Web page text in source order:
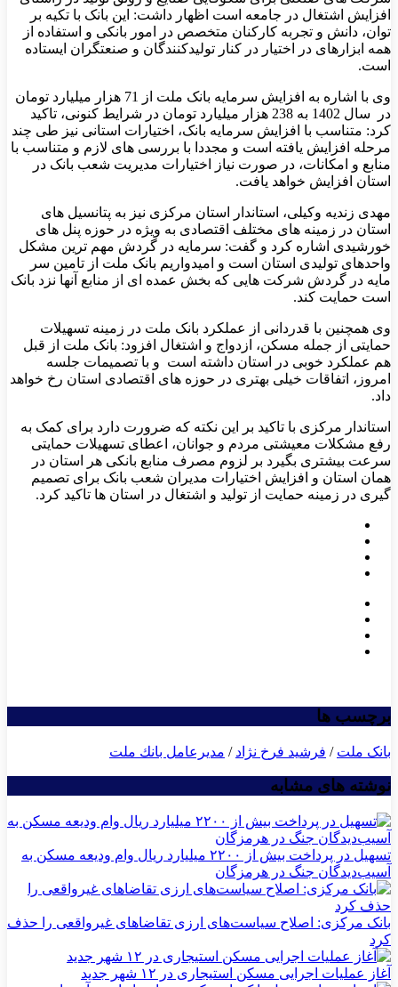
افزایش اشتغال در جامعه است اظهار داشت: این بانک با تکیه بر
توان، دانش و تجربه کارکنان متخصص در امور بانکی و استفاده از
همه ابزارهای در اختیار در کنار تولیدکنندگان و صنعتگران ایستاده
است.
وی با اشاره به افزایش سرمایه بانک ملت از 71 هزار میلیارد تومان
در سال 1402 به 238 هزار میلیارد تومان در شرایط کنونی، تاکید
کرد: متناسب با افزایش سرمایه بانک، اختیارات استانی نیز طی چند
مرحله افزایش یافته است و مجددا با بررسی های لازم و متناسب با
منابع و امکانات، در صورت نیاز اختیارات مدیریت شعب بانک در
استان افزایش خواهد یافت.
مهدی زندیه وکیلی، استاندار استان مرکزی نیز به پتانسیل های
استان در زمینه های مختلف اقتصادی به ویژه در حوزه پنل های
خورشیدی اشاره کرد و گفت: سرمایه در گردش مهم ترین مشکل
واحدهای تولیدی استان است و امیدواریم بانک ملت از تامین سر
مایه در گردش شرکت هایی که بخش عمده ای از منابع آنها نزد بانک
است حمایت کند.
وی همچنین با قدردانی از عملکرد بانک ملت در زمینه تسهیلات
حمایتی از جمله مسکن، ازدواج و اشتغال افزود: بانک ملت از قبل
هم عملکرد خوبی در استان داشته است و با تصمیمات جلسه
امروز، اتفاقات خیلی بهتری در حوزه های اقتصادی استان رخ خواهد
داد.
استاندار مرکزی با تاکید بر این نکته که ضرورت دارد برای کمک به
رفع مشکلات معیشتی مردم و جوانان، اعطای تسهیلات حمایتی
سرعت بیشتری بگیرد بر لزوم مصرف منابع بانکی هر استان در
همان استان و افزایش اختیارات مدیران شعب بانک برای تصمیم
گیری در زمینه حمایت از تولید و اشتغال در استان ها تاکید کرد.
برچسب ها
بانک ملت / فرشید فرخ نژاد / مدیرعامل بانك ملت
نوشته های مشابه
تسهیل در پرداخت بیش از ۲۲۰۰ میلیارد ریال وام ودیعه مسکن به
آسیب‌دیدگان جنگ در هرمزگان
بانک مرکزی: اصلاح سیاست‌های ارزی تقاضاهای غیرواقعی را حذف
کرد
آغاز عملیات اجرایی مسکن استیجاری در ۱۲ شهر جدید